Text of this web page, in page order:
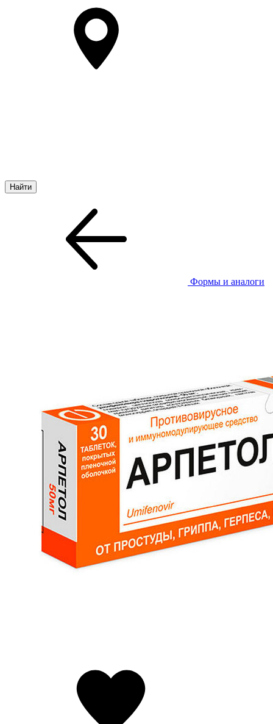
Формы и аналоги